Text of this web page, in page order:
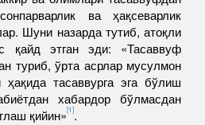
ва ҳақсеварлик
Шуни назарда тутиб, атоқли
этган эди: «Тасаввуф
туриб, ўрта асрлар мусулмон
тасаввурга эга бўлиш
хабардор бўлмасдан
қийин»[1].